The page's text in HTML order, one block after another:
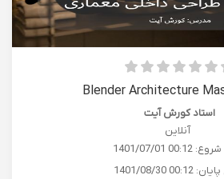
Blender Architecture
استاد کورش آیت
آنلاین
شروع: 1401/07/01 00:12
پایان: 1401/08/30 00:12